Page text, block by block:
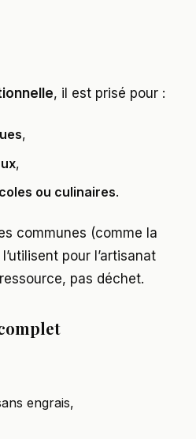
, il est prisé pour :
,
,
ou culinaires.
communes (comme la
pour l’artisanat
pas déchet.
engrais,